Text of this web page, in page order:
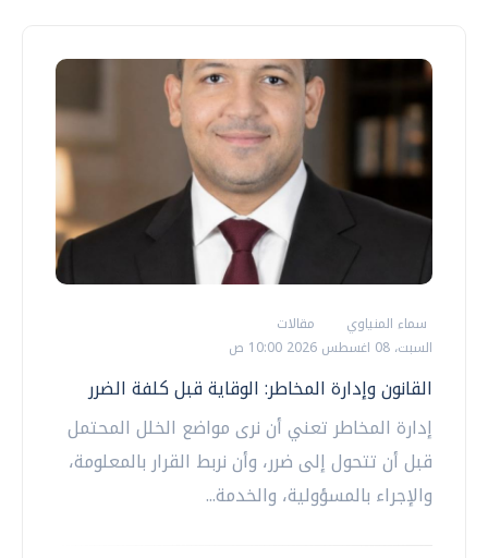
سماء المنياوي
مقالات
السبت، 08 اغسطس 2026 10:00 ص
القانون وإدارة المخاطر: الوقاية قبل كلفة الضرر
إدارة المخاطر تعني أن نرى مواضع الخلل المحتمل
قبل أن تتحول إلى ضرر، وأن نربط القرار بالمعلومة،
والإجراء بالمسؤولية، والخدمة...